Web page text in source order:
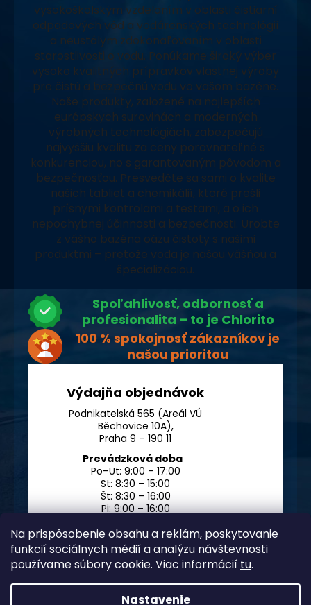
Na prispôsobenie obsahu a reklám, poskytovanie
funkcií sociálnych médií a analýzu návštevnosti
používame súbory cookie. Viac informácií tu.
Nastavenie
vysokoškolským vzdelaním v oblasti čistiarní
odpadových vôd a vodárenských technológií
a neustálym zdokonaľovaním v oblasti
starostlivosti o vodu. Ponúkame široký výber
vysoko kvalitných prípravkov vlastnej výroby
pre čistú a bezpečnú vodu vo vašom bazéne.
Naše produkty, založené na najlepších
európskych surovinách a moderných
výrobných technológiách, zabezpečujú
najvyššiu kvalitu za ceny porovnateľné s
konkurenciou, no s garantovaným pôvodom a
bezpečnosťou. Presvedčte sa sami o kvalite
našich tabliet a chemikálií, ktoré prešli
prísnymi kontrolami a testami, a o ich
nepochybnej účinnosti a bezpečnosti. Urobte
z vášho bazéna oázu čistoty s našimi
produktmi – pretože voda je našou vášňou a
špecializáciou.
Spoľahlivosť, odbornosť a
profesionalita – to je Chlorito
100 % spokojnosť zákazníkov je
našou prioritou
Výdajňa objednávok
Podnikatelská 565 (Areál VÚ
Běchovice 10A),
Praha 9 – 190 11
Prevádzková doba
Po–Ut: 9:00 – 17:00
St: 8:30 – 15:00
Št: 8:30 – 16:00
Pi: 9:00 – 16:00